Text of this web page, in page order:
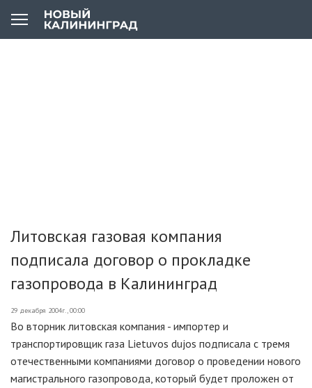
Литовская газовая компания
подписала договор о прокладке
газопровода в Калининград
29 декабря 2004г., 00:00
Во вторник литовская компания - импортер и
транспортировщик газа Lietuvos dujos подписала с тремя
отечественными компаниями договор о проведении нового
магистрального газопровода, который будет проложен от